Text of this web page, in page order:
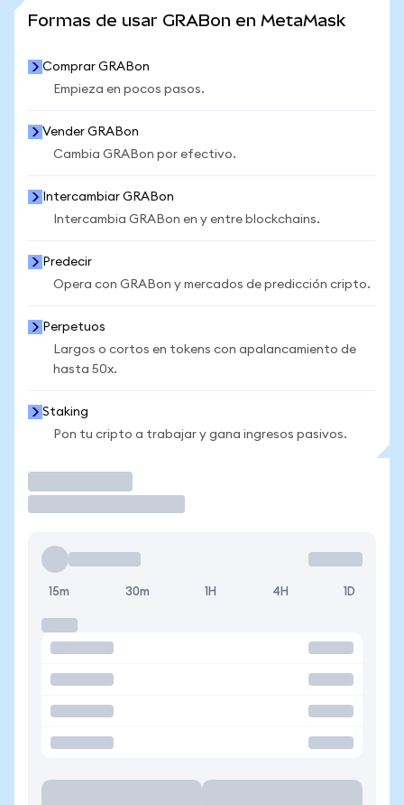
Formas de usar GRABon en MetaMask
Comprar GRABon
Empieza en pocos pasos.
Vender GRABon
Cambia GRABon por efectivo.
Intercambiar GRABon
Intercambia GRABon en y entre blockchains.
Predecir
Opera con GRABon y mercados de predicción cripto.
Perpetuos
Largos o cortos en tokens con apalancamiento de
hasta 50x.
Staking
Pon tu cripto a trabajar y gana ingresos pasivos.
15m 30m 1H 4H 1D